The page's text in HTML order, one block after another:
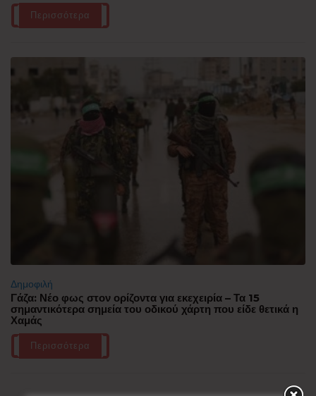
Περισσότερα
Δημοφιλή
Γάζα: Νέο φως στον ορίζοντα για εκεχειρία – Τα 15
σημαντικότερα σημεία του οδικού χάρτη που είδε θετικά η
Χαμάς
Περισσότερα